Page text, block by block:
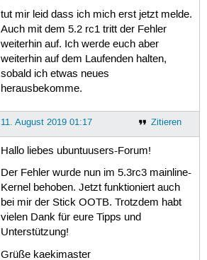
tut mir leid dass ich mich erst jetzt melde.
Auch mit dem 5.2 rc1 tritt der Fehler
weiterhin auf. Ich werde euch aber
weiterhin auf dem Laufenden halten,
sobald ich etwas neues
herausbekomme.
Zitieren
11. August 2019 01:17
Hallo liebes ubuntuusers-Forum!
Der Fehler wurde nun im 5.3rc3 mainline-
Kernel behoben. Jetzt funktioniert auch
bei mir der Stick OOTB. Trotzdem habt
vielen Dank für eure Tipps und
Unterstützung!
Grüße kaekimaster